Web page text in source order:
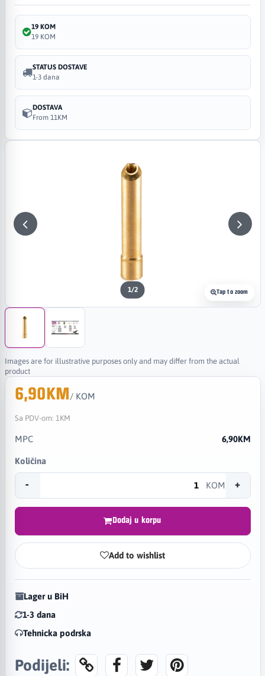
Tap to zoom
1/2
Images are for illustrative purposes only and may differ from the actual
product
19 KOM
19 KOM
STATUS DOSTAVE
1-3 dana
DOSTAVA
From 11KM
6,90KM/ KOM
Sa PDV-om: 1KM
MPC 6,90KM
Količina
- KOM +
Dodaj u korpu
Add to wishlist
Lager u BiH
1-3 dana
Tehnicka podrska
Podijeli: